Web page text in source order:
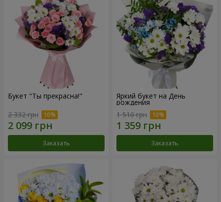
Букет "Ты прекрасна!"
2 332 грн
Заказать
Яркий букет на День
рождения
1 510 грн
Заказать